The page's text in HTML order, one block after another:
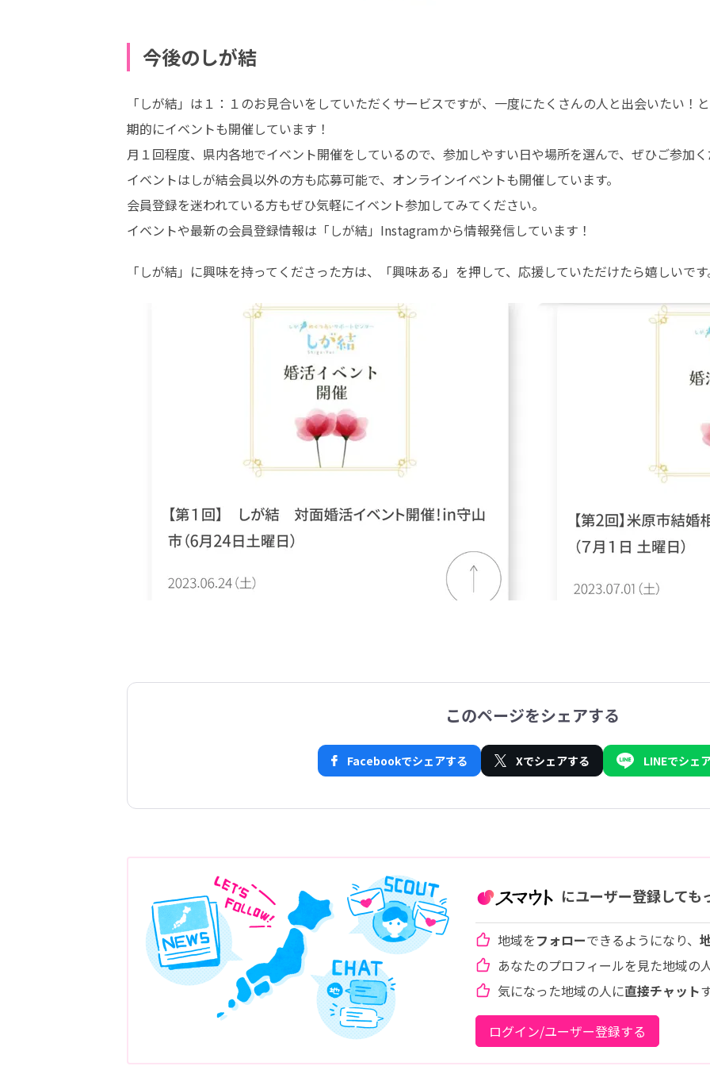
今後のしが結
「しが結」は１：１のお見合いをしていただくサービスですが、一度にたくさんの人と出会いたい！
期的にイベントも開催しています！
月１回程度、県内各地でイベント開催をしているので、参加しやすい日や場所を選んで、ぜひご参加
イベントはしが結会員以外の方も応募可能で、オンラインイベントも開催しています。
会員登録を迷われている方もぜひ気軽にイベント参加してみてください。
イベントや最新の会員登録情報は「しが結」Instagramから情報発信しています！
「しが結」に興味を持ってくださった方は、「興味ある」を押して、応援していただけたら嬉しいで
このページをシェアする
Facebookでシェアする Xでシェアする LINEでシェ
にユーザー登録しても
地域をフォローできるようになり、
あなたのプロフィールを見た地域の
気になった地域の人に直接チャット
ログイン/ユーザー登録する